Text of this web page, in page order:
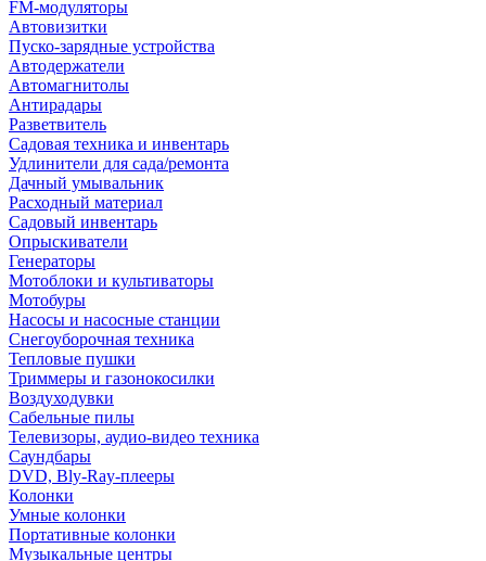
FM-модуляторы
Автовизитки
Пуско-зарядные устройства
Автодержатели
Автомагнитолы
Антирадары
Разветвитель
Садовая техника и инвентарь
Удлинители для сада/ремонта
Дачный умывальник
Расходный материал
Садовый инвентарь
Опрыскиватели
Генераторы
Мотоблоки и культиваторы
Мотобуры
Насосы и насосные станции
Снегоуборочная техника
Тепловые пушки
Триммеры и газонокосилки
Воздуходувки
Сабельные пилы
Телевизоры, аудио-видео техника
Саундбары
DVD, Bly-Ray-плееры
Колонки
Умные колонки
Портативные колонки
Музыкальные центры